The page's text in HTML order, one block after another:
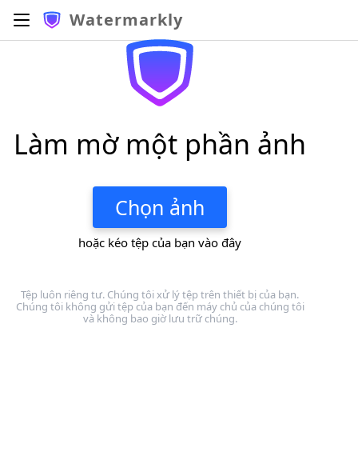
Watermarkly
Làm mờ một phần ảnh
Chọn ảnh
hoặc kéo tệp của bạn vào đây
Tệp luôn riêng tư. Chúng tôi xử lý tệp trên thiết bị của bạn.
Chúng tôi không gửi tệp của bạn đến máy chủ của chúng tôi
và không bao giờ lưu trữ chúng.